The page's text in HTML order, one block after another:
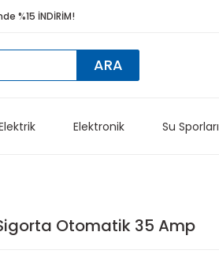
%15 İNDİRİM!
ARA
Elektronik Su Sporları
Otomatik 35 Amp